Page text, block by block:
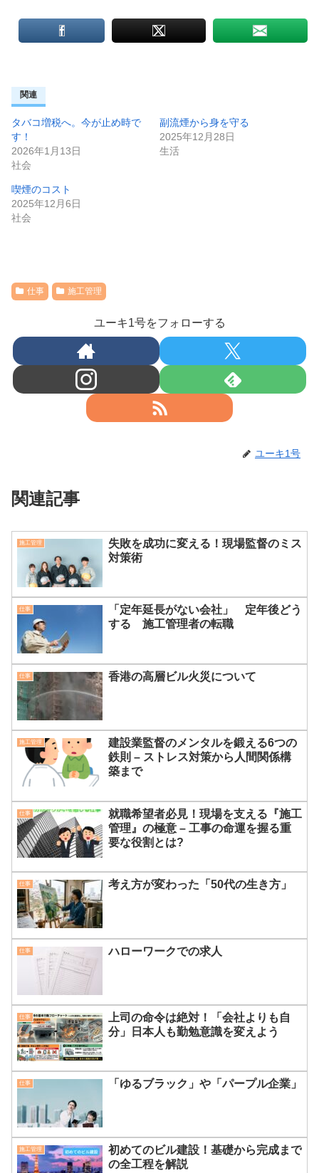
関連
タバコ増税へ。今が止め時で
す！
2026年1月13日
社会
副流煙から身を守る
2025年12月28日
生活
喫煙のコスト
2025年12月6日
社会
仕事 施工管理
ユーキ1号をフォローする
ユーキ1号
関連記事
施工管理
失敗を成功に変える！現場監督のミス
対策術
仕事
「定年延長がない会社」 定年後どう
する 施工管理者の転職
仕事 香港の高層ビル火災について
施工管理
建設業監督のメンタルを鍛える6つの
鉄則 – ストレス対策から人間関係構
築まで
仕事
就職希望者必見！現場を支える『施工
管理』の極意 – 工事の命運を握る重
要な役割とは?
仕事 考え方が変わった「50代の生き方」
仕事 ハローワークでの求人
仕事
上司の命令は絶対！「会社よりも自
分」日本人も勤勉意識を変えよう
仕事 「ゆるブラック」や「パープル企業」
施工管理
初めてのビル建設！基礎から完成まで
の全工程を解説